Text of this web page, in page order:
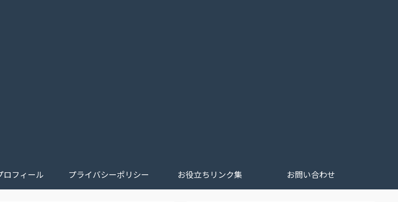
ロフィール プライバシーポリシー お役立ちリンク集 お問い合わせ